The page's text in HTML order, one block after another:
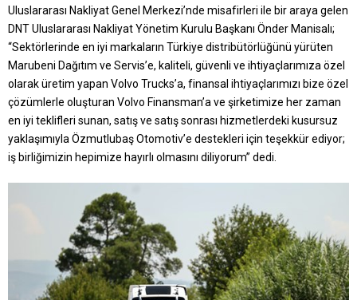
Uluslararası Nakliyat Genel Merkezi’nde misafirleri ile bir araya gelen
DNT Uluslararası Nakliyat Yönetim Kurulu Başkanı Önder Manisalı;
“Sektörlerinde en iyi markaların Türkiye distribütörlüğünü yürüten
Marubeni Dağıtım ve Servis’e, kaliteli, güvenli ve ihtiyaçlarımıza özel
olarak üretim yapan Volvo Trucks’a, finansal ihtiyaçlarımızı bize özel
çözümlerle oluşturan Volvo Finansman’a ve şirketimize her zaman
en iyi teklifleri sunan, satış ve satış sonrası hizmetlerdeki kusursuz
yaklaşımıyla Özmutlubaş Otomotiv’e destekleri için teşekkür ediyor;
iş birliğimizin hepimize hayırlı olmasını diliyorum” dedi.